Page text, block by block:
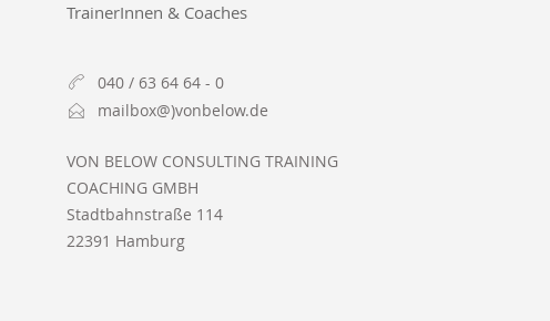
TrainerInnen & Coaches
040 / 63 64 64 - 0
mailbox@)vonbelow.de
VON BELOW CONSULTING TRAINING
COACHING GMBH
Stadtbahnstraße 114
22391 Hamburg